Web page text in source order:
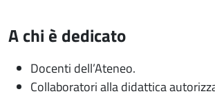
A chi è dedicato
Docenti dell’Ateneo.
Collaboratori alla didattica